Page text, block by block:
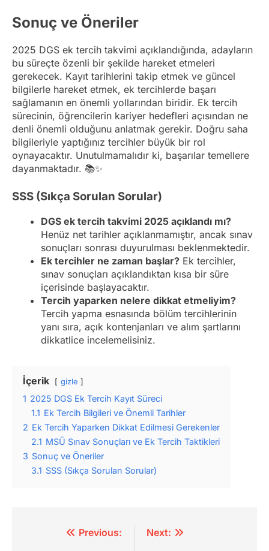
Sonuç ve Öneriler
2025 DGS ek tercih takvimi açıklandığında, adayların
bu süreçte özenli bir şekilde hareket etmeleri
gerekecek. Kayıt tarihlerini takip etmek ve güncel
bilgilerle hareket etmek, ek tercihlerde başarı
sağlamanın en önemli yollarından biridir. Ek tercih
sürecinin, öğrencilerin kariyer hedefleri açısından ne
denli önemli olduğunu anlatmak gerekir. Doğru saha
bilgileriyle yaptığınız tercihler büyük bir rol
oynayacaktır. Unutulmamalıdır ki, başarılar temellere
dayanmaktadır. 📚✨
SSS (Sıkça Sorulan Sorular)
DGS ek tercih takvimi 2025 açıklandı mı?
Henüz net tarihler açıklanmamıştır, ancak sınav
sonuçları sonrası duyurulması beklenmektedir.
Ek tercihler ne zaman başlar? Ek tercihler,
sınav sonuçları açıklandıktan kısa bir süre
içerisinde başlayacaktır.
Tercih yaparken nelere dikkat etmeliyim?
Tercih yapma esnasında bölüm tercihlerinin
yanı sıra, açık kontenjanları ve alım şartlarını
dikkatlice incelemelisiniz.
İçerik gizle
1 2025 DGS Ek Tercih Kayıt Süreci
1.1 Ek Tercih Bilgileri ve Önemli Tarihler
2 Ek Tercih Yaparken Dikkat Edilmesi Gerekenler
2.1 MSÜ Sınav Sonuçları ve Ek Tercih Taktikleri
3 Sonuç ve Öneriler
3.1 SSS (Sıkça Sorulan Sorular)
Previous:
Next: